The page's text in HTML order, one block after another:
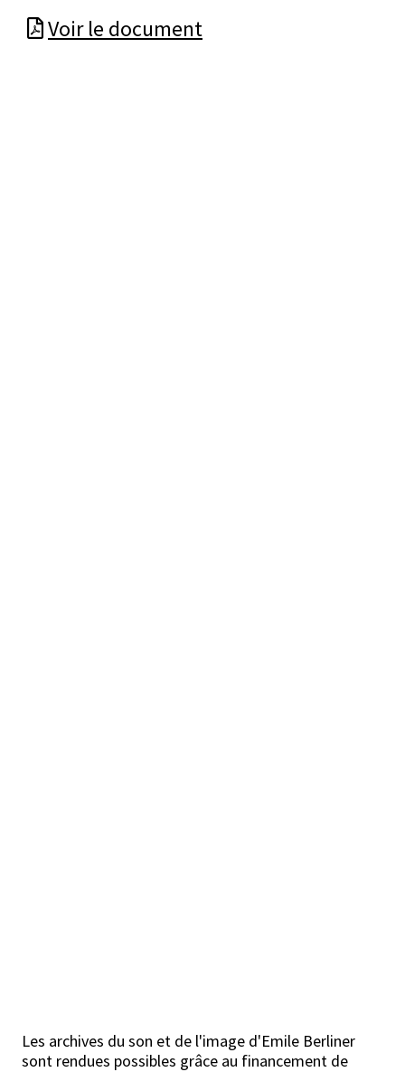
Voir le document
Les archives du son et de l'image d'Emile Berliner
sont rendues possibles grâce au financement de